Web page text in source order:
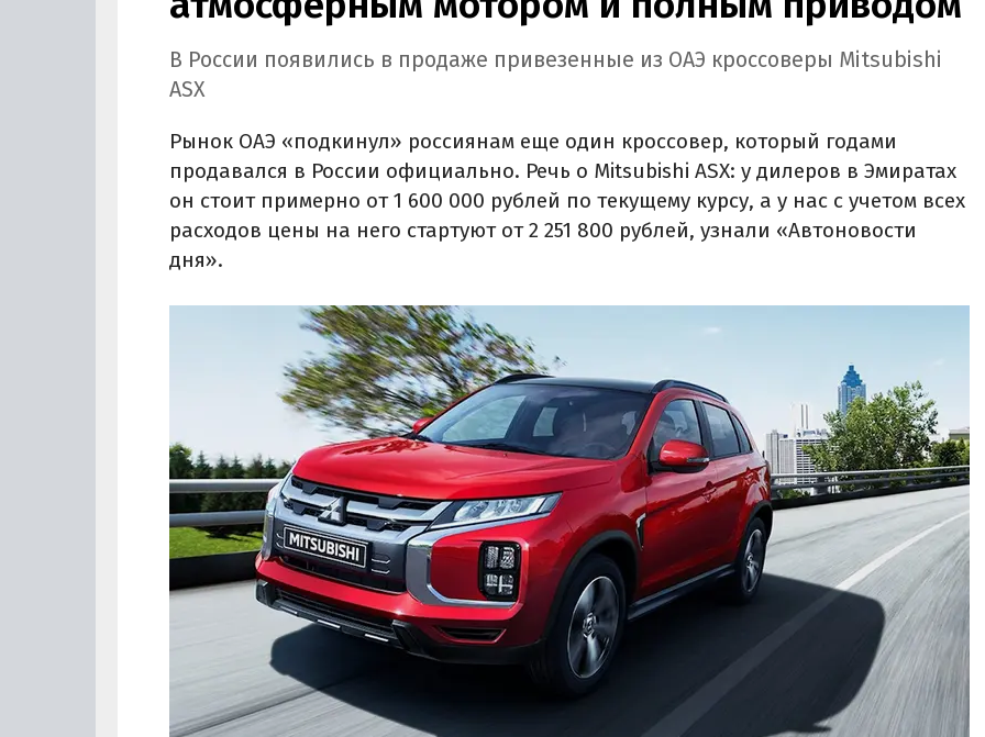
В России появились в продаже привезенные из ОАЭ кроссоверы Mitsubishi
ASX
Рынок ОАЭ «подкинул» россиянам еще один кроссовер, который годами
продавался в России официально. Речь о Mitsubishi ASX: у дилеров в Эмиратах
он стоит примерно от 1 600 000 рублей по текущему курсу, а у нас с учетом всех
расходов цены на него стартуют от 2 251 800 рублей, узнали «Автоновости
дня».